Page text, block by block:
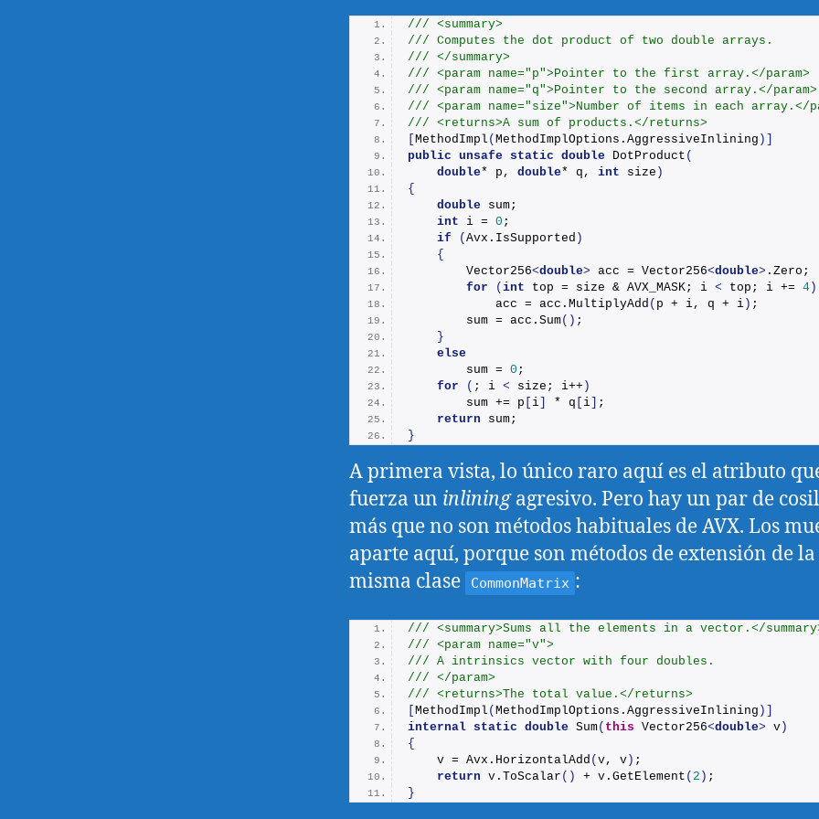
/// <summary>
/// Computes the dot product of two double arrays.
/// </summary>
/// <param name="p">Pointer to the first array.</param>
/// <param name="q">Pointer to the second array.</param>
/// <param name="size">Number of items in each array.</
/// <returns>A sum of products.</returns>
[MethodImpl (MethodImplOptions. AggressiveInlining )]
public unsafe static double DotProduct (
double* p, double* q, int size )
{
double sum;
int i = 0 ;
if
(Avx. IsSupported )
{
        Vector256
<double> acc = Vector256<double> .Zero;
for
(int top = size & AVX_MASK; i < top; i += 4)
            acc = acc.
MultiplyAdd ( p + i, q + i) ;
        sum = acc.
Sum() ;
}
else
        sum =
0 ;
for
( ; i < size; i++ )
        sum += p
[ i] * q [ i] ;
return sum;
}
A primera vista, lo único raro aquí es el atributo
fuerza un inliningagresivo. Pero hay un par de
más que no son métodos habituales de AVX. Los
aparte aquí, porque son métodos de extensión de la
misma clase
CommonMatrix :
/// <summary>Sums all the elements in a vector.</
/// <param name="v">
/// A intrinsics vector with four doubles.
/// </param>
/// <returns>The total value.</returns>
MethodImpl ( MethodImplOptions. AggressiveInlining )]
internal static double Sum( this Vector256<double> v )
{
    v = Avx.
HorizontalAdd ( v, v ) ;
return v. ToScalar () + v. GetElement ( 2 ) ;
}